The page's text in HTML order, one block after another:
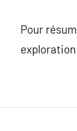
Pour